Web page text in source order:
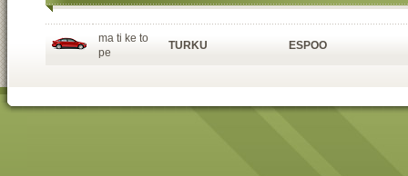
ma ti ke to
pe
TURKU ESPOO